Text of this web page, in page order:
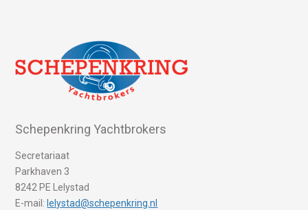
Schepenkring Yachtbrokers
Secretariaat
Parkhaven 3
8242 PE Lelystad
E-mail: lelystad@schepenkring.nl